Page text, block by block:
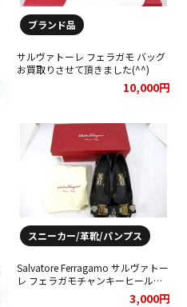
ブランド品
サルヴァトーレ フェラガモ バッグ
お買取りさせて頂きました(^^)
10,000円
スニーカー/革靴/パンプス
Salvatore Ferragamo サルヴァトー
レ フェラガモチャンキーヒールを
お買取りさせて頂きました★3,000円